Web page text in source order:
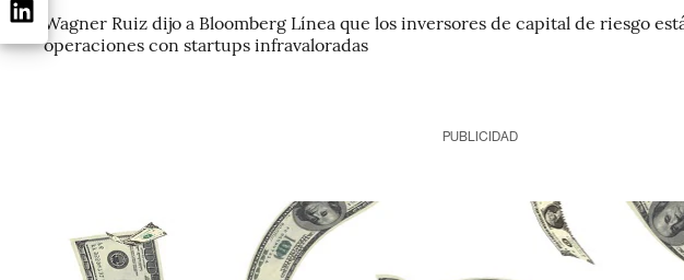
Wagner Ruiz dijo a Bloomberg Línea que los inversores de capital de riesgo
operaciones con startups infravaloradas
PUBLICIDAD